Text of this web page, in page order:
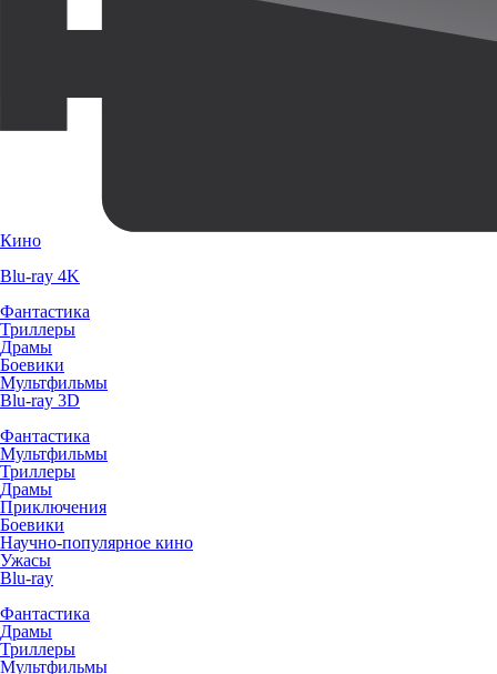
Кино
Blu-ray 4K
Фантастика
Триллеры
Драмы
Боевики
Мультфильмы
Blu-ray 3D
Фантастика
Мультфильмы
Триллеры
Драмы
Приключения
Боевики
Научно-популярное кино
Ужасы
Blu-ray
Фантастика
Драмы
Триллеры
Мультфильмы